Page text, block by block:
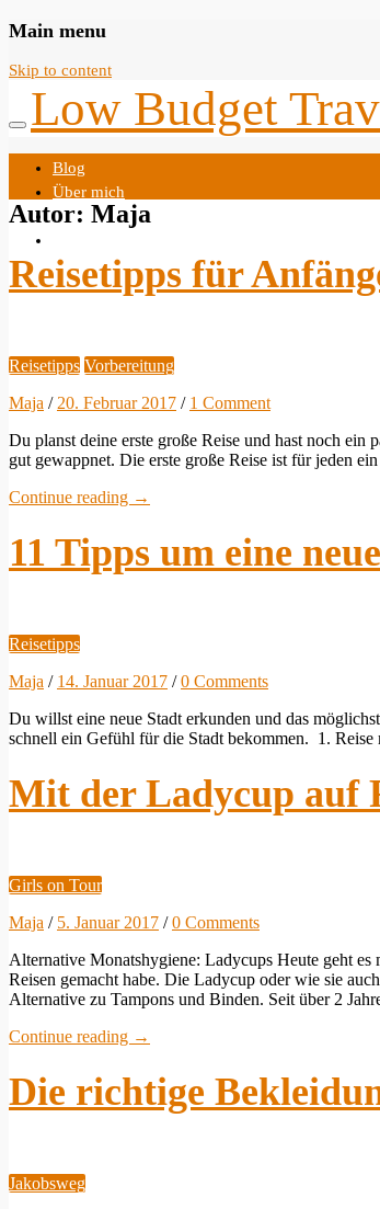
Main menu
Skip to content
Low Budget
Blog
Über mich
Impressum
Autor: Maja
Reisetipps für
Reisetipps Vorbereitung
Maja / 20. Februar 2017 / 1 Comment
Du planst deine erste große Reise und hast noch
gut gewappnet. Die erste große Reise ist für jeden
Continue reading →
11 Tipps um eine
Reisetipps
Maja / 14. Januar 2017 /0 Comments
Du willst eine neue Stadt erkunden und das
schnell ein Gefühl für die Stadt bekommen. 1.
Mit der Ladycup auf
Girls on Tour
Maja / 5. Januar 2017 /0 Comments
Alternative Monatshygiene: Ladycups Heute geht
Reisen gemacht habe. Die Ladycup oder wie sie
Alternative zu Tampons und Binden. Seit über 2
Continue reading →
Die richtige
Jakobsweg